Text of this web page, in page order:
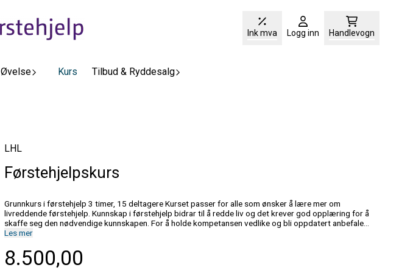
Ink mva Logg inn Handlevogn
Øvelse Kurs Tilbud & Ryddesalg
LHL
Førstehjelpskurs
Grunnkurs i førstehjelp 3 timer, 15 deltagere Kurset passer for alle som ønsker å lære mer om
livreddende førstehjelp. Kunnskap i førstehjelp bidrar til å redde liv og det krever god opplæring for å
skaffe seg den nødvendige kunnskapen. For å holde kompetansen vedlike og bli oppdatert anbefales
årlig kurs for sentrale medarbeidere. Vi har sertifiserte førstehjelpsinstruktører over hele Norge og
innføring i: • Førstehjelpskjeden • Opptreden på skadested • Varsling • Pasientundersøkelse •
Frie luftveier • Sideleie • Hva forårsaker hjertestans • Hjerteinfarkt og hjerneslag • Hjerte- og
Les mer
8.500,00